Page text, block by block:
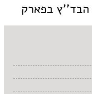
בר
הבד''ץ בפארק